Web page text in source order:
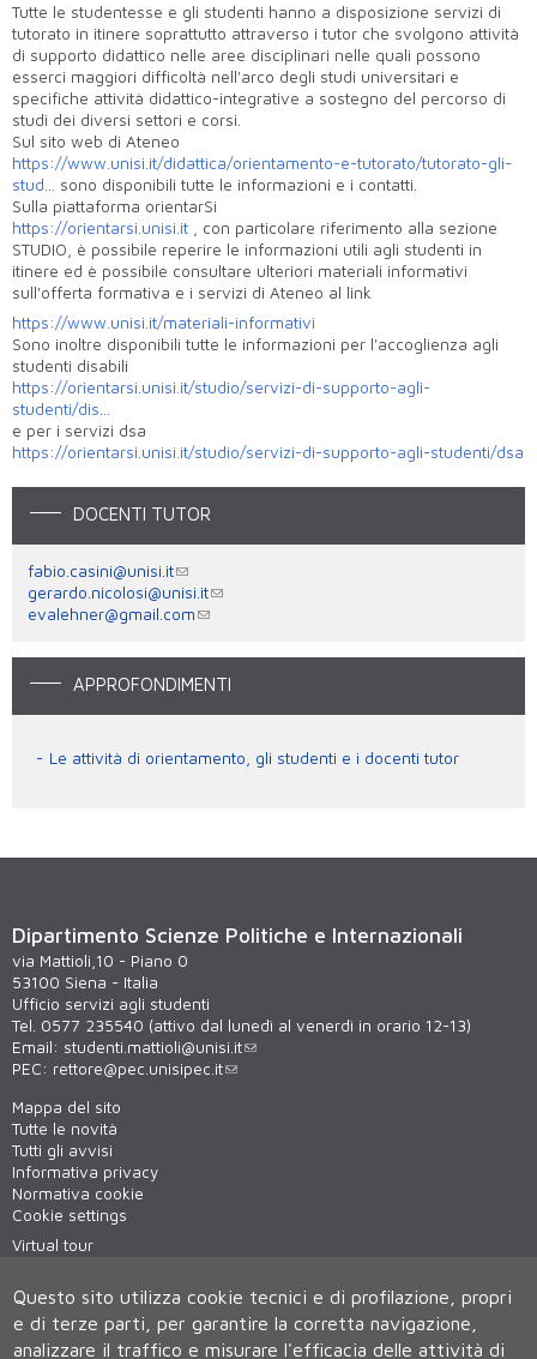
Tutte le studentesse e gli studenti hanno a disposizione servizi di
tutorato in itinere soprattutto attraverso i tutor che svolgono attività
di supporto didattico nelle aree disciplinari nelle quali possono
esserci maggiori difficoltà nell'arco degli studi universitari e
specifiche attività didattico-integrative a sostegno del percorso di
studi dei diversi settori e corsi.
Sul sito web di Ateneo
https://www.unisi.it/didattica/orientamento-e-tutorato/tutorato-gli-
stud...
sono disponibili tutte le informazioni e i contatti.
Sulla piattaforma orientarSi
https://orientarsi.unisi.it , con particolare riferimento alla sezione
STUDIO, è possibile reperire le informazioni utili agli studenti in
itinere ed è possibile consultare ulteriori materiali informativi
sull'offerta formativa e i servizi di Ateneo al link
https://www.unisi.it/materiali-informativi
Sono inoltre disponibili tutte le informazioni per l'accoglienza agli
studenti disabili
https://orientarsi.unisi.it/studio/servizi-di-supporto-agli-
studenti/dis...
e per i servizi dsa
https://orientarsi.unisi.it/studio/servizi-di-supporto-agli-studenti/dsa
DOCENTI TUTOR
fabio.casini@unisi.it
gerardo.nicolosi@unisi.it
evalehner@gmail.com
APPROFONDIMENTI
Le attività di orientamento, gli studenti e i docenti tutor
Dipartimento Scienze Politiche e Internazionali
via Mattioli,10 - Piano 0
53100 Siena - Italia
Ufficio servizi agli studenti
Tel. 0577 235540 (attivo dal lunedì al venerdì in orario 12-13)
Email: studenti.mattioli@unisi.it
PEC: rettore@pec.unisipec.it
Mappa del sito
Tutte le novità
Tutti gli avvisi
Informativa privacy
Normativa cookie
Cookie settings
Virtual tour
Questo sito utilizza cookie tecnici e di profilazione, propri
e di terze parti, per garantire la corretta navigazione,
analizzare il traffico e misurare l'efficacia delle attività di